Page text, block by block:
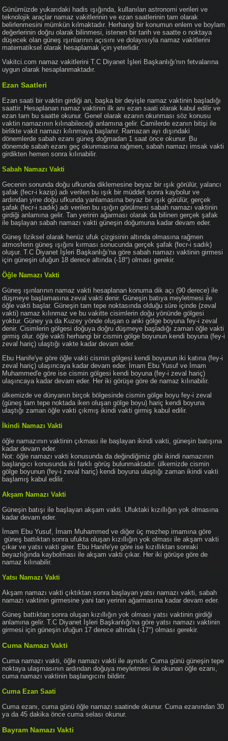
Günümüzde yukarıdaki hadis ışığında, kullanılan astronomi verileri ve
teknolojik araçlar namaz vakitlerinin ve ezan saatlerinin tam olarak
belirlenmesini mümkün kılmaktadır. Herhangi bir konumun enlem ve boylam
değerlerinin doğru olarak bilinmesi, istenen bir tarih ve saatte o noktaya
düşecek olan güneş ışınlarının açısını ve dolayısıyla namaz vakitlerini
matematiksel olarak hesaplamak için yeterlidir.
Vakitci.com namaz vakitlerini T.C Diyanet İşleri Başkanlığı'nın fetvalarına
uygun olarak hesaplanmaktadır.
Ezan Saatleri
Ezan saati bir vaktin girdiği an, başka bir deyişle namaz vaktinin başladığı
saattir. Hesaplanan namaz vaktinin ilk anı ezan saati olarak kabul edilir ve
ezan tam bu saatte okunur. Genel olarak ezanın okunması söz konusu
vaktin namazının kılınabileceği anlamına gelir. Camilerde ezanın bitişi ile
birlikte vakit namazı kılınmaya başlanır. Ramazan ayı dışındaki
dönemlerde sabah ezanı güneş doğmadan 1 saat önce okunur. Bu
dönemde sabah ezanı geç okunmasına rağmen, sabah namazı imsak vakti
girdikten hemen sonra kılınabilir.
Sabah Namazı Vakti
Gecenin sonunda doğu ufkunda diklemesine beyaz bir ışık görülür, yalancı
şafak (fecr-i kazip) adı verilen bu ışık bir müddet sonra kaybolur ve
ardından yine doğu ufkunda yanlamasına beyaz bir ışık görülür, gerçek
şafak (fecr-i sadık) adı verilen bu ışığın görülmesi sabah namazı vaktinin
girdiği anlamına gelir. Tan yerinin ağarması olarak da bilinen gerçek şafak
ile başlayan sabah namazı vakti güneşin doğumuna kadar devam eder.
Güneş fiziksel olarak henüz ufuk çizgisinin altında olmasına rağmen
atmosferin güneş ışığını kırması sonucunda gerçek şafak (fecr-i sadık)
oluşur. T.C Diyanet İşleri Başkanlığı'na göre sabah namazı vaktinin girmesi
için güneşin ufuğun 18 derece altında (-18°) olması gerekir.
Öğle Namazı Vakti
Güneş ışınlarının namaz vakti hesaplanan konuma dik açı (90 derece) ile
düşmeye başlamasına zeval vakti denir. Güneşin batıya meyletmesi ile
öğle vakti başlar. Güneşin tam tepe noktasında olduğu süre içinde (zeval
vakti) namaz kılınmaz ve bu vakitte cisimlerin doğu yönünde gölgesi
yoktur. Güney ya da Kuzey yönde oluşan o anki gölge boyuna fey-i zeval
denir. Cisimlerin gölgesi doğuya doğru düşmeye başladığı zaman öğle vakti
girmiş olur. öğle vakti herhangi bir cismin gölge boyunun kendi boyuna (fey-i
zeval hariç) ulaştığı vakte kadar devam eder.
Ebu Hanife'ye göre öğle vakti cismin gölgesi kendi boyunun iki katına (fey-i
zeval hariç) ulaşıncaya kadar devam eder. İmam Ebu Yusuf ve İmam
Muhammed'e göre ise cismin gölgesi kendi boyuna (fey-i zeval hariç)
ulaşıncaya kadar devam eder. Her iki görüşe göre de namaz kılınabilir.
ülkemizde ve dünyanın birçok bölgesinde cismin gölge boyu fey-i zeval
(güneş tam tepe noktada iken oluşan gölge boyu) hariç kendi boyuna
ulaştığı zaman öğle vakti çıkmış ikindi vakti girmiş kabul edilir.
İkindi Namazı Vakti
öğle namazının vaktinin çıkması ile başlayan ikindi vakti, güneşin batışına
kadar devam eder.
Not: öğle namazı vakti konusunda da değindiğimiz gibi ikindi namazının
başlangıcı konusunda iki farklı görüş bulunmaktadır. ülkemizde cismin
gölge boyunun (fey-i zeval hariç) kendi boyuna ulaştığı zaman ikindi vakti
başlamış kabul edilir.
Akşam Namazı Vakti
Güneşin batışı ile başlayan akşam vakti. Ufuktaki kızıllığın yok olmasına
kadar devam eder.
İmam Ebu Yusuf, İmam Muhammed ve diğer üç mezhep imamına göre
güneş battıktan sonra ufukta oluşan kızıllığın yok olması ile akşam vakti
çıkar ve yatsı vakti girer. Ebu Hanife'ye göre ise kızıllıktan sonraki
beyazlığında kaybolması ile akşam vakti çıkar. Her iki görüşe göre de
namaz kılınabilir.
Yatsı Namazı Vakti
Akşam namazı vakti çıktıktan sonra başlayan yatsı namazı vakti, sabah
namazı vaktinin girmesine yani tan yerinin ağarmasına kadar devam eder.
Güneş battıktan sonra oluşan kızıllığın yok olması yatsı vaktinin girdiği
anlamına gelir. T.C Diyanet İşleri Başkanlığı'na göre yatsı namazı vaktinin
girmesi için güneşin ufuğun 17 derece altında (-17°) olması gerekir.
Cuma Namazı Vakti
Cuma namazı vakti, öğle namazı vakti ile aynıdır. Cuma günü güneşin tepe
noktaya ulaşmasının ardından doğuya meyletmesi ile okunan öğle ezanı,
cuma namazı vaktinin başlangıcını bildirir.
Cuma Ezan Saati
Cuma ezanı, cuma günü öğle namazı saatinde okunur. Cuma ezanından 30
ya da 45 dakika önce cuma selası okunur.
Bayram Namazı Vakti